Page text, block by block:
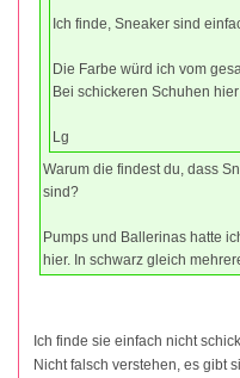
Ich finde, Sneaker sind
Die Farbe würd ich vom
Bei schickeren Schuhen
Lg
Warum die findest du, dass
sind?
Pumps und Ballerinas hatte
hier. In schwarz gleich
Ich finde sie einfach nicht schick.
Nicht falsch verstehen, es gibt